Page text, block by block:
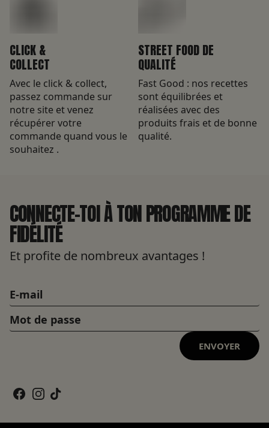
CLICK &
COLLECT
Avec le click & collect,
passez commande sur
notre site et venez
récupérer votre
commande quand vous le
souhaitez .
STREET FOOD DE
QUALITÉ
Fast Good : nos recettes
sont équilibrées et
réalisées avec des
produits frais et de bonne
qualité.
CONNECTE-TOI À TON PROGRAMME DE
FIDÉLITÉ
Et profite de nombreux avantages !
ENVOYER